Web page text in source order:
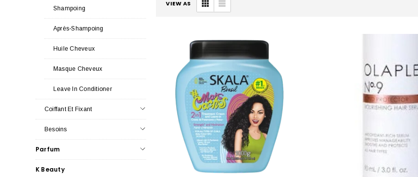
Shampoing
Après-Shampoing
Huile Cheveux
Masque Cheveux
Leave In Conditioner
Coiffant Et Fixant
Besoins
Parfum
K Beauty
Pour une réparation en profondeur et une hydratation intense, le masque Olaplex No.8 Bond
Enfin, le sérum nourrissant Olaplex No.9 Bond Protector protège les cheveux des dommages
brillants. Avec ces produits de soins capillaires de qualité, vous pouvez prendre soin de vos
VIEW AS